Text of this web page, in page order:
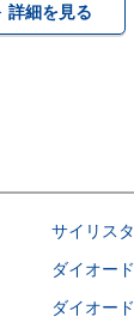
詳細を見る
サイリス
ダイオー
ダイオー